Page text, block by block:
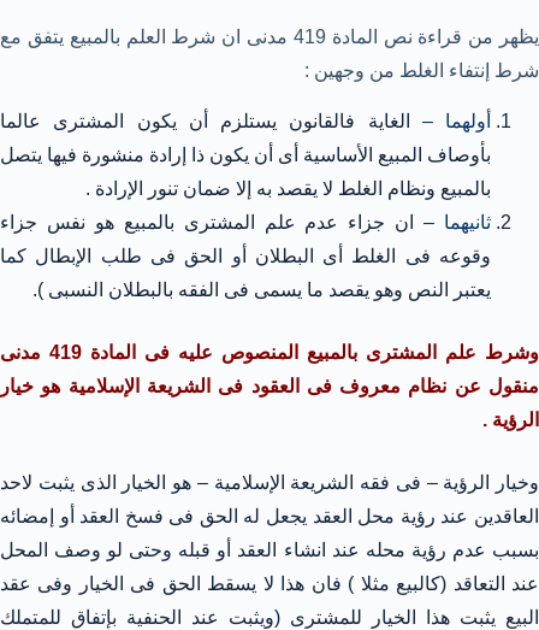
يظهر من قراءة نص المادة 419 مدنى ان شرط العلم بالمبيع يتفق مع
شرط إنتفاء الغلط من وجهين :
أولهما – الغاية فالقانون يستلزم أن يكون المشترى عالما
بأوصاف المبيع الأساسية أى أن يكون ذا إرادة منشورة فيها يتصل
بالمبيع ونظام الغلط لا يقصد به إلا ضمان تنور الإرادة .
ثانيهما –ان جزاء عدم علم المشترى بالمبيع هو نفس جزاء
وقوعه فى الغلط أى البطلان أو الحق فى طلب الإبطال كما
يعتبر النص وهو يقصد ما يسمى فى الفقه بالبطلان النسبى ).
وشرط علم المشترى بالمبيع المنصوص عليه فى المادة 419 مدنى
منقول عن نظام معروف فى العقود فى الشريعة الإسلامية هو خيار
الرؤية .
وخيار الرؤية – فى فقه الشريعة الإسلامية – هو الخيار الذى يثبت لاحد
العاقدين عند رؤية محل العقد يجعل له الحق فى فسخ العقد أو إمضائه
بسبب عدم رؤية محله عند انشاء العقد أو قبله وحتى لو وصف المحل
عند التعاقد (كالبيع مثلا ) فان هذا لا يسقط الحق فى الخيار وفى عقد
البيع يثبت هذا الخيار للمشترى (ويثبت عند الحنفية بإتفاق للمتملك